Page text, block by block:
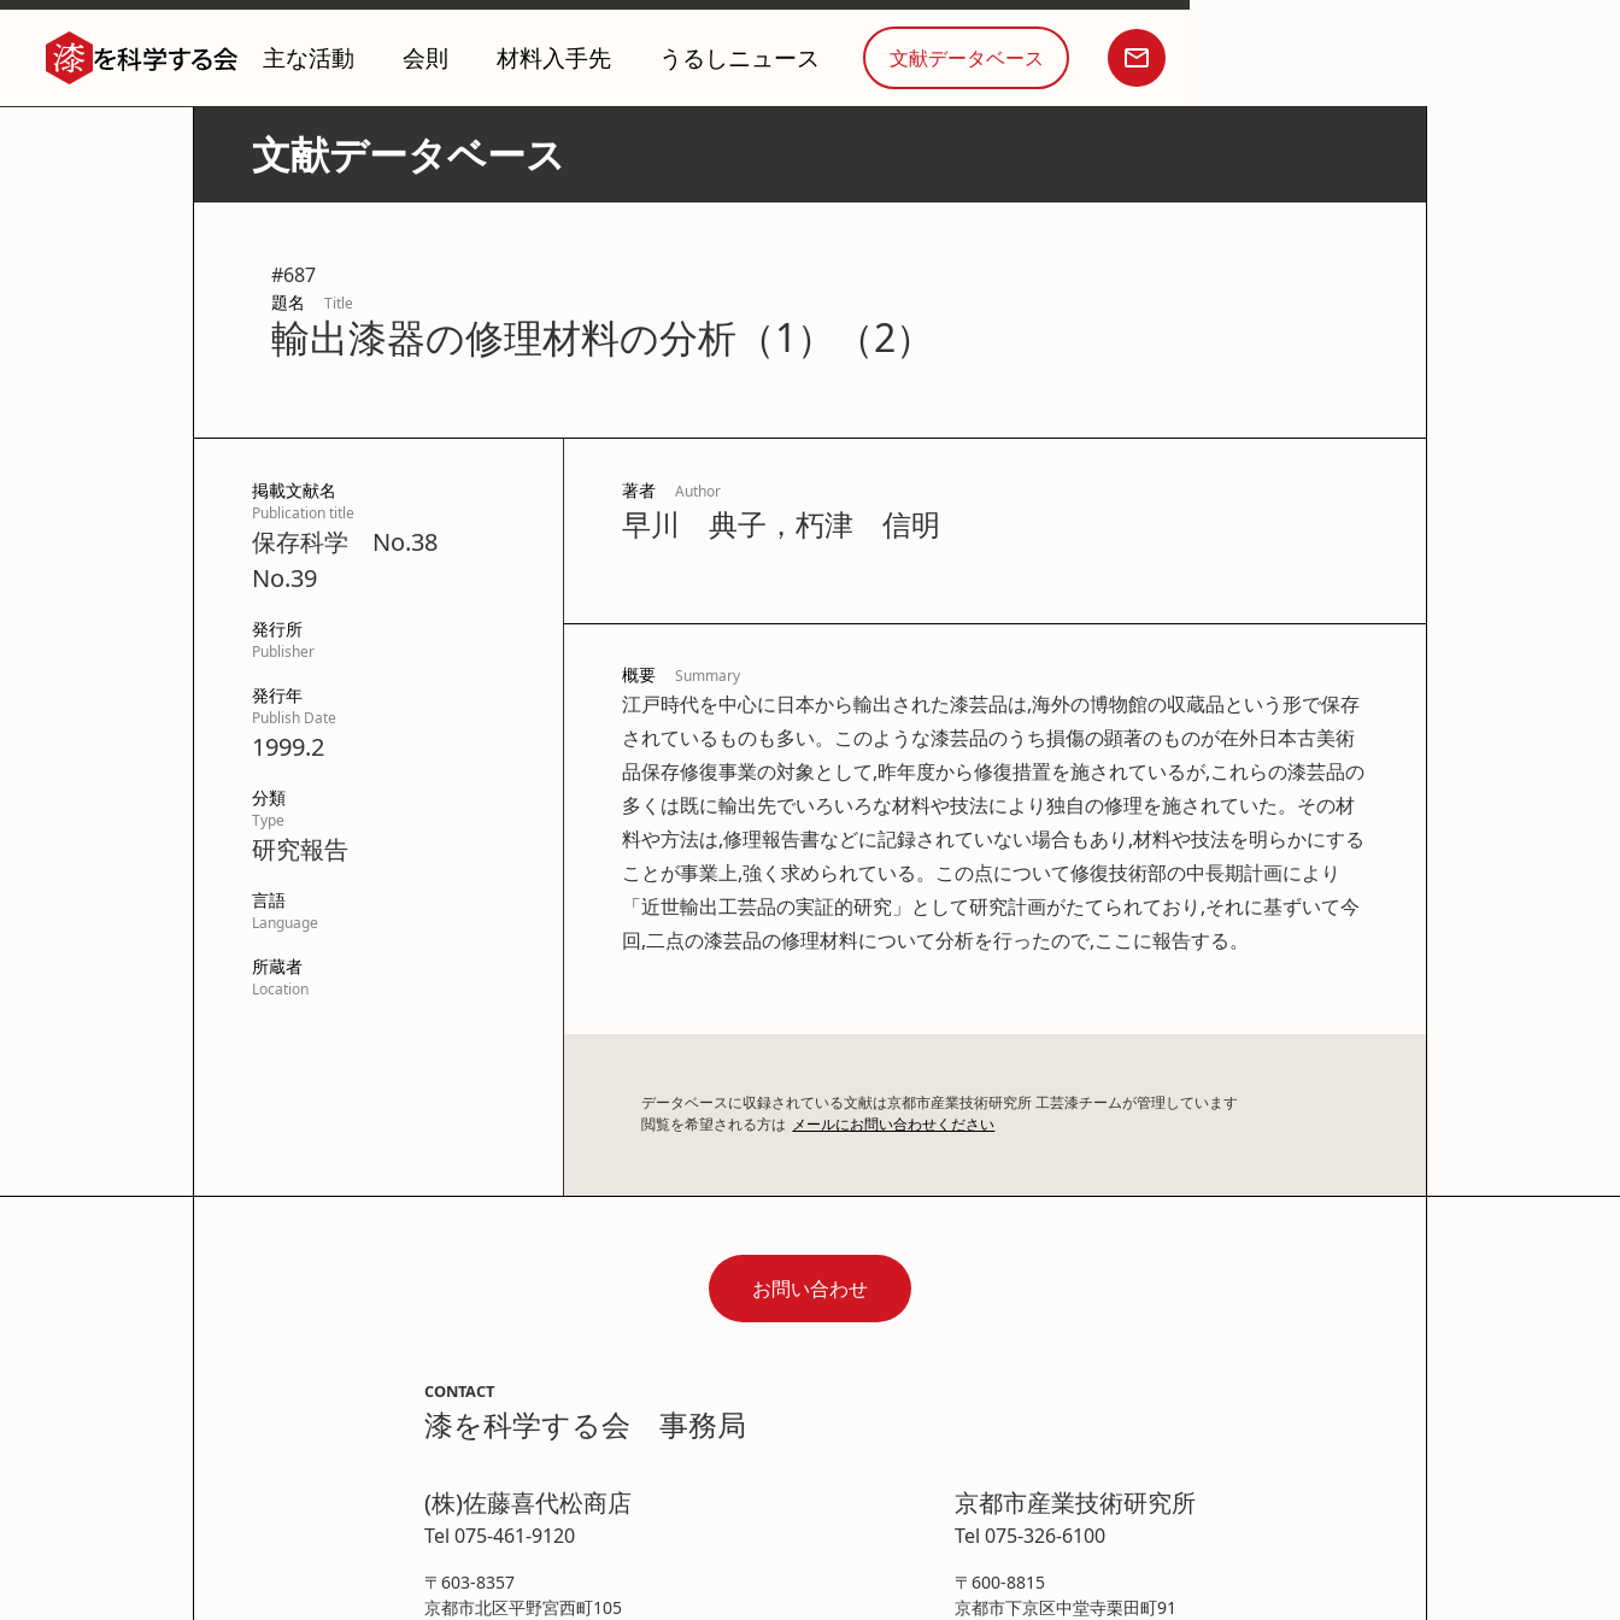
主な活動 会則 材料入手先 うるしニュース 文献データベース
文献データベース
#687
題名 Title
輸出漆器の修理材料の分析（1）（2）
掲載文献名
Publication title
保存科学 No.38
No.39
発行所
Publisher
発行年
Publish Date
1999.2
分類
Type
研究報告
言語
Language
所蔵者
Location
著者 Author
早川 典子，朽津 信明
概要 Summary
江戸時代を中心に日本から輸出された漆芸品は,海外の博物館の収蔵品という形で保存
されているものも多い。このような漆芸品のうち損傷の顕著のものが在外日本古美術
品保存修復事業の対象として,昨年度から修復措置を施されているが,これらの漆芸品の
多くは既に輸出先でいろいろな材料や技法により独自の修理を施されていた。その材
料や方法は,修理報告書などに記録されていない場合もあり,材料や技法を明らかにする
ことが事業上,強く求められている。この点について修復技術部の中長期計画により
「近世輸出工芸品の実証的研究」として研究計画がたてられており,それに基ずいて今
回,二点の漆芸品の修理材料について分析を行ったので,ここに報告する。
データベースに収録されている文献は京都市産業技術研究所 工芸漆チームが管理しています
閲覧を希望される方は メールにお問い合わせください
お問い合わせ
CONTACT
漆を科学する会 事務局
(株)佐藤喜代松商店
Tel 075-461-9120
〒603-8357
京都市北区平野宮西町105
京都市産業技術研究所
Tel 075-326-6100
〒600-8815
京都市下京区中堂寺栗田町91